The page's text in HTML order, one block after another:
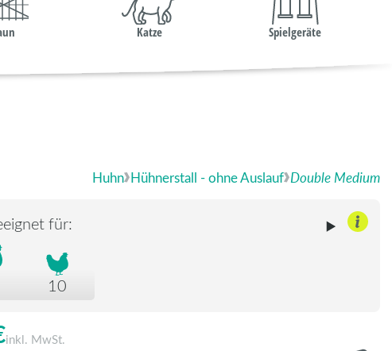
Katze Spielgeräte
Huhn Hühnerstall - ohne Auslauf Double Medium
für:
10
inkl. MwSt.